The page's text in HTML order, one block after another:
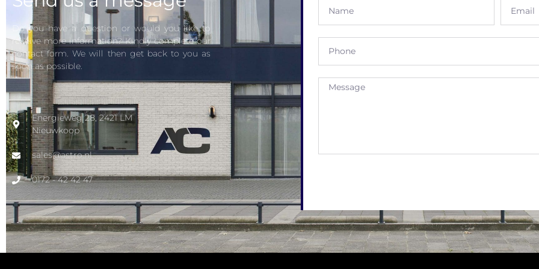
Do you have a question or would you like to
receive more information? Kindly complete our
contact form. We will then get back to you as
soon as possible.
Energieweg 28, 2421 LM
Nieuwkoop
sales@astro.nl
0172 - 42 42 47